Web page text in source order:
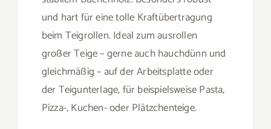
und hart für eine tolle Kraftübertragung
beim Teigrollen. Ideal zum ausrollen
großer Teige – gerne auch hauchdünn und
gleichmäßig – auf der Arbeitsplatte oder
der Teigunterlage, für beispielsweise Pasta,
Pizza-, Kuchen- oder Plätzchenteige.